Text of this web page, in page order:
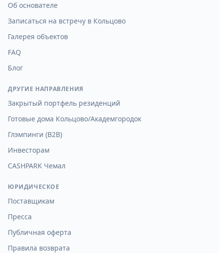
Об основателе
Записаться на встречу в Кольцово
Галерея объектов
FAQ
Блог
ДРУГИЕ НАПРАВЛЕНИЯ
Закрытый портфель резиденций
Готовые дома Кольцово/Академгородок
Глэмпинги (B2B)
Инвесторам
CASHPARK Чемал
ЮРИДИЧЕСКОЕ
Поставщикам
Пресса
Публичная оферта
Правила возврата